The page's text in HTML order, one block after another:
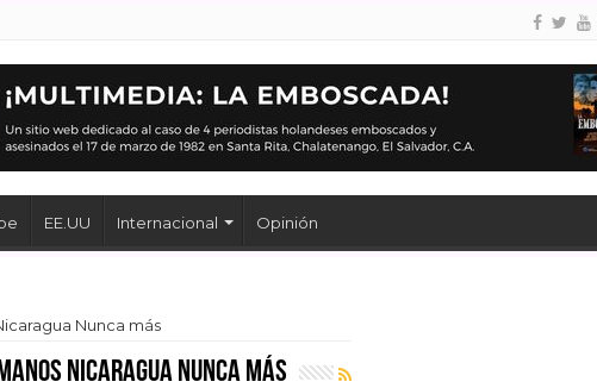
EE.UU Internacional Opinión
Nunca más
Nicaragua Nunca más